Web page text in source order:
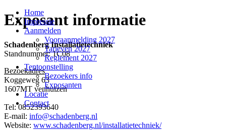
Home
Impressie
Aanmelden
Vooraanmelding 2027
Tarieven 2027
Reglement 2027
Tentoonstelling
Bezoekers info
Exposanten
Locatie
Contact
Exposant informatie
Schadenberg Installatietechniek
Standnummer: 1C08
Bezoekadres
Koggeweg 63
1607MT venhuizen
Tel: 0852393640
E-mail: info@schadenberg.nl
Website: www.schadenberg.nl/installatietechniek/